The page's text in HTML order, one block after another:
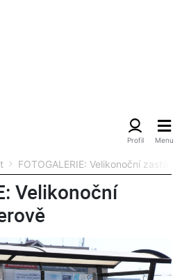
FOTOGALERIE: Velikonoční
Velikonoční